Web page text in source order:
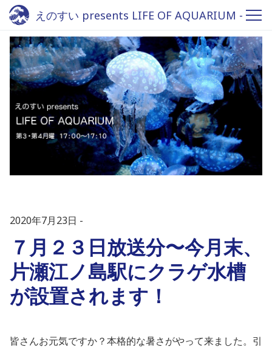
えのすい presents LIFE OF AQUARIUM -
Fm yokohama 84.7
2020年7月23日
７月２３日放送分〜今月末、
片瀬江ノ島駅にクラゲ水槽
が設置されます！
皆さんお元気ですか？本格的な暑さがやって来ました。引